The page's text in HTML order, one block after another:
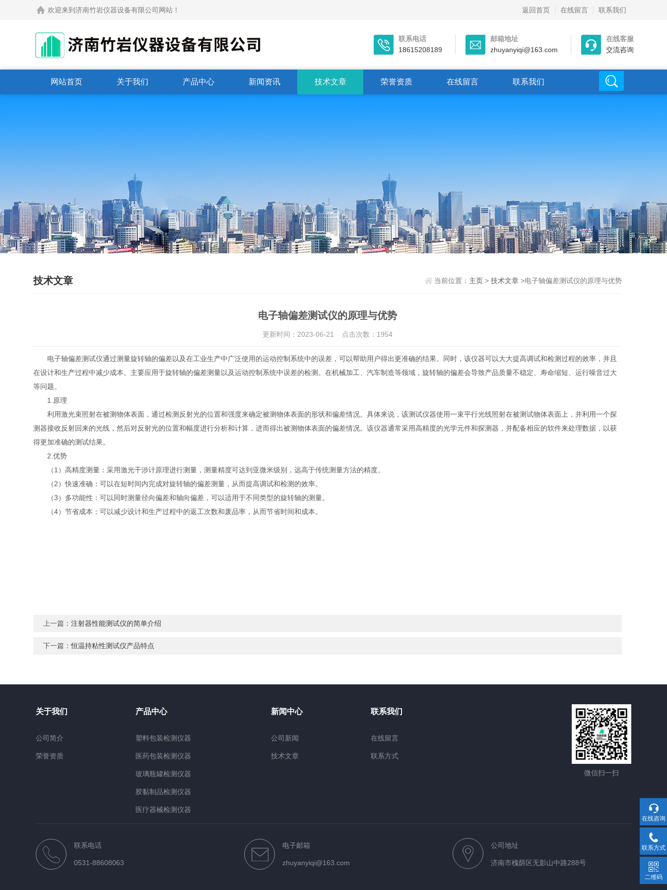
欢迎来到济南竹岩仪器设备有限公司网站！ 返回首页 在线留言 联系我们
联系电话
18615208189
邮箱地址
zhuyanyiqi@163.com
在线客服
交流咨询
网站首页 关于我们 产品中心 新闻资讯 技术文章 荣誉资质 在线留言 联系我们
技术文章 当前位置： 主页> 技术文章>电子轴偏差测试仪的原理与优势
电子轴偏差测试仪的原理与优势
更新时间：2023-06-21 点击次数：1954
电子轴偏差测试仪通过测量旋转轴的偏差以及在工业生产中广泛使用的运动控制系统中的误差，可以帮助用户得出更准确的结果。同时，该仪器可以大大提高调试和检测过程的效率，并且
在设计和生产过程中减少成本。主要应用于旋转轴的偏差测量以及运动控制系统中误差的检测。在机械加工、汽车制造等领域，旋转轴的偏差会导致产品质量不稳定、寿命缩短、运行噪音过大
等问题。
1.原理
利用激光束照射在被测物体表面，通过检测反射光的位置和强度来确定被测物体表面的形状和偏差情况。具体来说，该测试仪器使用一束平行光线照射在被测试物体表面上，并利用一个探
测器接收反射回来的光线，然后对反射光的位置和幅度进行分析和计算，进而得出被测物体表面的偏差情况。该仪器通常采用高精度的光学元件和探测器，并配备相应的软件来处理数据，以获
得更加准确的测试结果。
2.优势
（1）高精度测量：采用激光干涉计原理进行测量，测量精度可达到亚微米级别，远高于传统测量方法的精度。
（2）快速准确：可以在短时间内完成对旋转轴的偏差测量，从而提高调试和检测的效率。
（3）多功能性：可以同时测量径向偏差和轴向偏差，可以适用于不同类型的旋转轴的测量。
（4）节省成本：可以减少设计和生产过程中的返工次数和废品率，从而节省时间和成本。
上一篇：注射器性能测试仪的简单介绍
下一篇：恒温持粘性测试仪产品特点
关于我们
公司简介
荣誉资质
产品中心
塑料包装检测仪器
医药包装检测仪器
玻璃瓶罐检测仪器
胶黏制品检测仪器
医疗器械检测仪器
新闻中心
公司新闻
技术文章
联系我们
在线留言
联系方式
微信扫一扫
联系电话
0531-88608063
电子邮箱
zhuyanyiqi@163.com
公司地址
济南市槐荫区无影山中路288号
在线咨询
联系方式
二维码